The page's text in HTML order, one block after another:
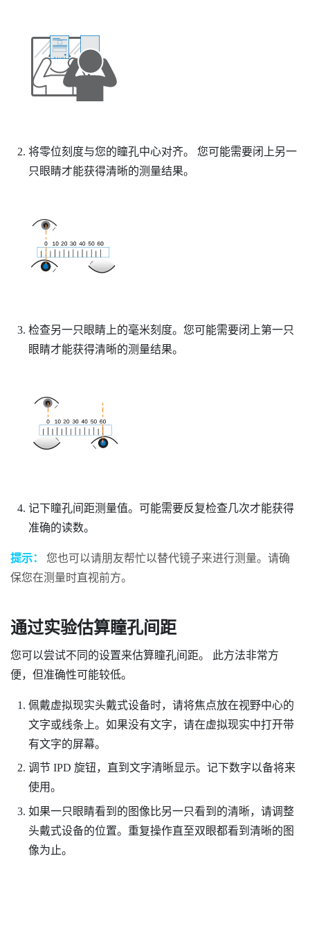
将零位刻度与您的瞳孔中心对齐。 您可能需要闭上另一
只眼睛才能获得清晰的测量结果。
检查另一只眼睛上的毫米刻度。您可能需要闭上第一只
眼睛才能获得清晰的测量结果。
记下瞳孔间距测量值。可能需要反复检查几次才能获得
准确的读数。
提示：
您也可以请朋友帮忙以替代镜子来进行测量。请确
保您在测量时直视前方。
通过实验估算瞳孔间距
您可以尝试不同的设置来估算瞳孔间距。 此方法非常方
便，但准确性可能较低。
佩戴虚拟现实头戴式设备时，请将焦点放在视野中心的
文字或线条上。如果没有文字，请在虚拟现实中打开带
有文字的屏幕。
调节 IPD 旋钮，直到文字清晰显示。记下数字以备将来
使用。
如果一只眼睛看到的图像比另一只看到的清晰，请调整
头戴式设备的位置。重复操作直至双眼都看到清晰的图
像为止。